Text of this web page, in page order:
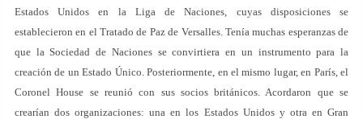
Estados Unidos en la Liga de Naciones, cuyas disposiciones se
establecieron en el Tratado de Paz de Versalles. Tenía muchas esperanzas de
que la Sociedad de Naciones se convirtiera en un instrumento para la
creación de un Estado Único. Posteriormente, en el mismo lugar, en París, el
Coronel House se reunió con sus socios británicos. Acordaron que se
crearían dos organizaciones: una en los Estados Unidos y otra en Gran